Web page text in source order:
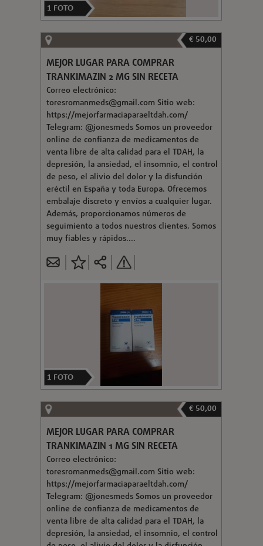
1 FOTO
€ 50,00
MEJOR LUGAR PARA COMPRAR
TRANKIMAZIN 2 MG SIN RECETA
Correo electrónico:
toresromanmeds@gmail.com Sitio web:
https://mejorfarmaciaparaeltdah.com/
Telegram: @jonesmeds Somos un proveedor
online de confianza de medicamentos de
venta libre de alta calidad para el TDAH, la
depresión, la ansiedad, el insomnio, el control
de peso, el alivio del dolor y la disfunción
eréctil en España y toda Europa. Ofrecemos
embalaje discreto y envíos a cualquier lugar.
Además, proporcionamos números de
seguimiento a todos nuestros clientes. Somos
muy fiables y rápidos....
1 FOTO
€ 50,00
MEJOR LUGAR PARA COMPRAR
TRANKIMAZIN 1 MG SIN RECETA
Correo electrónico:
toresromanmeds@gmail.com Sitio web:
https://mejorfarmaciaparaeltdah.com/
Telegram: @jonesmeds Somos un proveedor
online de confianza de medicamentos de
venta libre de alta calidad para el TDAH, la
depresión, la ansiedad, el insomnio, el control